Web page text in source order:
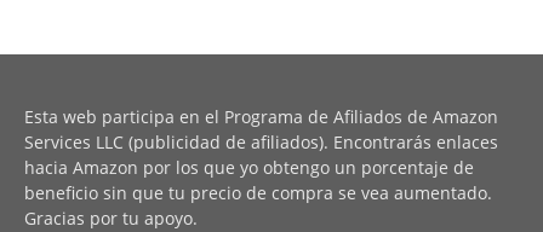
Esta web participa en el Programa de Afiliados de Amazon
Services LLC (publicidad de afiliados). Encontrarás enlaces
hacia Amazon por los que yo obtengo un porcentaje de
beneficio sin que tu precio de compra se vea aumentado.
Gracias por tu apoyo.